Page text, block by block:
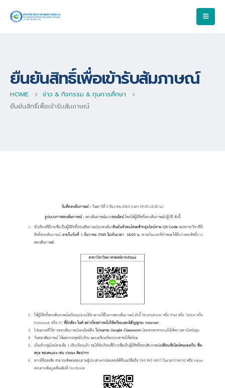
ยืนยันสิทธิ์เพื่อเข้ารับสัมภาษณ์
HOME
ข่าว & กิจกรรม & ทุนการศึกษา
ยืนยันสิทธิ์เพื่อเข้ารับสัมภาษณ์